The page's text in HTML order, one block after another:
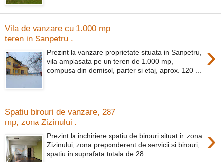
Vila de vanzare cu 1.000 mp
teren in Sanpetru .
›
Prezint la vanzare proprietate situata in Sanpetru,
vila amplasata pe un teren de 1.000 mp,
compusa din demisol, parter si etaj, aprox. 120 ...
Spatiu birouri de vanzare, 287
mp, zona Zizinului .
›
Prezint la inchiriere spatiu de birouri situat in zona
Zizinului, zona preponderent de servicii si birouri,
spatiu in suprafata totala de 28...